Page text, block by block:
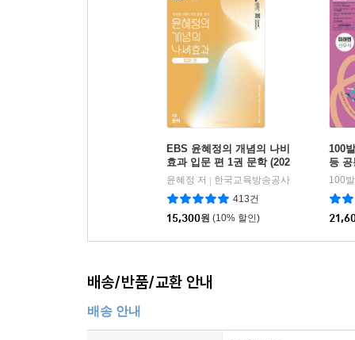
EBS 윤혜정의 개념의 나비
효과 입문 편 1권 문학 (202
6년용)
윤혜정 저
한국교육방송공사
413건
15,300원 (10% 할인)
100
등
식
배송/반품/교환 안내
배송 안내